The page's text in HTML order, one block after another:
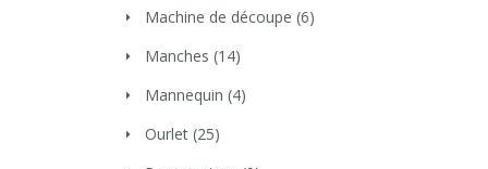
Machine de découpe (6)
Manches (14)
Mannequin (4)
Ourlet (25)